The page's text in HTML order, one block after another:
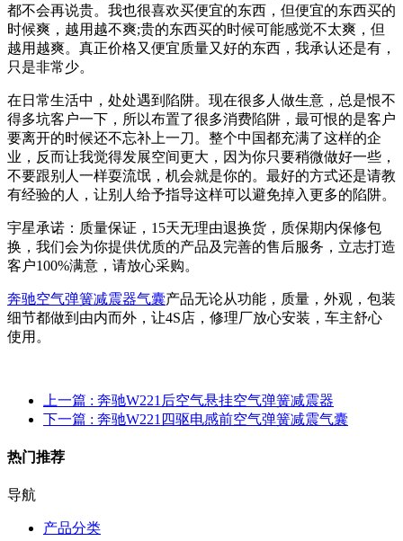
都不会再说贵。我也很喜欢买便宜的东西，但便宜的东西买的
时候爽，越用越不爽;贵的东西买的时候可能感觉不太爽，但
越用越爽。真正价格又便宜质量又好的东西，我承认还是有，
只是非常少。
在日常生活中，处处遇到陷阱。现在很多人做生意，总是恨不
得多坑客户一下，所以布置了很多消费陷阱，最可恨的是客户
要离开的时候还不忘补上一刀。整个中国都充满了这样的企
业，反而让我觉得发展空间更大，因为你只要稍微做好一些，
不要跟别人一样耍流氓，机会就是你的。最好的方式还是请教
有经验的人，让别人给予指导这样可以避免掉入更多的陷阱。
宇星承诺：质量保证，15天无理由退换货，质保期内保修包
换，我们会为你提供优质的产品及完善的售后服务，立志打造
客户100%满意，请放心采购。
奔驰空气弹簧减震器气囊产品无论从功能，质量，外观，包装
细节都做到由内而外，让4S店，修理厂放心安装，车主舒心
使用。
上一篇 : 奔驰W221后空气悬挂空气弹簧减震器
下一篇 : 奔驰W221四驱电感前空气弹簧减震气囊
热门推荐
导航
产品分类